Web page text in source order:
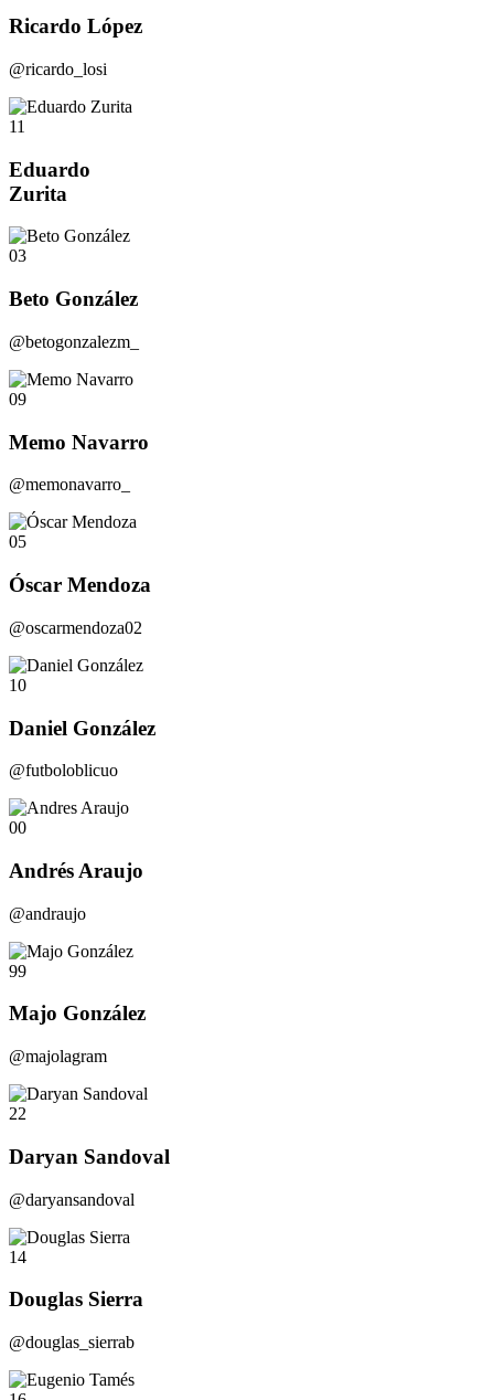
Ricardo López
@ricardo_losi
11
Eduardo
Zurita
03
Beto González
@betogonzalezm_
09
Memo Navarro
@memonavarro_
05
Óscar Mendoza
@oscarmendoza02
10
Daniel González
@futboloblicuo
00
Andrés Araujo
@andraujo
99
Majo González
@majolagram
22
Daryan Sandoval
@daryansandoval
14
Douglas Sierra
@douglas_sierrab